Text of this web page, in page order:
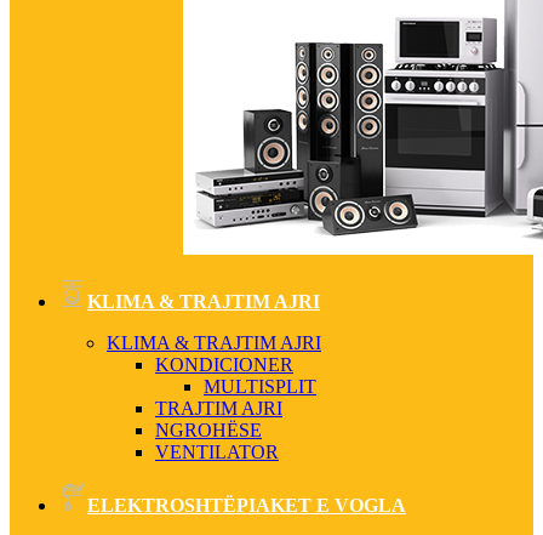
KLIMA & TRAJTIM AJRI
KLIMA & TRAJTIM AJRI
KONDICIONER
MULTISPLIT
TRAJTIM AJRI
NGROHËSE
VENTILATOR
ELEKTROSHTËPIAKET E VOGLA